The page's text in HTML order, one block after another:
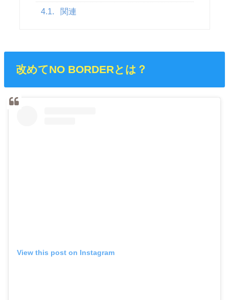
4.1. 関連
改めてNO BORDERとは？
View this post on Instagram